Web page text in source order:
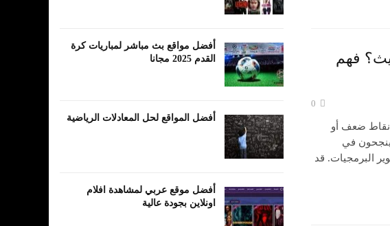
فهم
نقاط ضعف أو
في
البرمجيات. قد
أفضل مواقع بث مباشر لمباريات كرة
القدم 2025 مجانا
أفضل المواقع لحل المعادلات الرياضية
أفضل موقع عربي لمشاهدة افلام
اونلاين بجودة عالية